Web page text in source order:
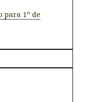
para 1º de